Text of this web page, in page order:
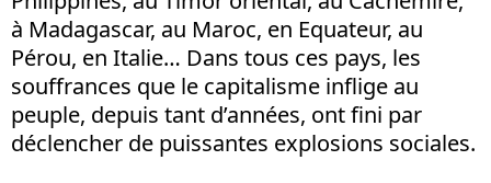
à Madagascar, au Maroc, en Equateur, au
Pérou, en Italie… Dans tous ces pays, les
souffrances que le capitalisme inflige au
peuple, depuis tant d’années, ont fini par
déclencher de puissantes explosions sociales.